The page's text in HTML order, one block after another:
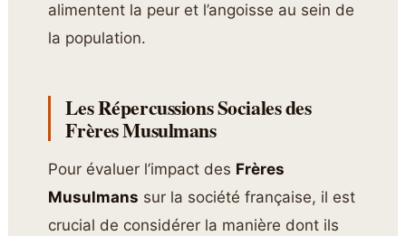
alimentent la peur et l’angoisse au sein de
la population.
Les Répercussions Sociales des
Frères Musulmans
Pour évaluer l’impact des Frères
Musulmans sur la société française, il est
crucial de considérer la manière dont ils